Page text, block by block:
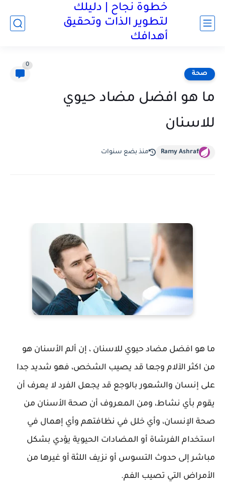
خطوة نجاح | دليلك
لتطوير الذات وتحقيق
أهدافك
صحة
0
ما هو افضل مضاد حيوي
للاسنان
Ramy Ashraf منذ بضع سنوات
ما هو افضل مضاد حيوي للاسنان ، إن ألم الأسنان هو
من اكثر الآلام وجعا قد يصيب الشخص، فهو شديد جدا
على إنسان والشعور بالوجع قد يجعل الفرد لا يعرف أن
يقوم بأي نشاط، ومن المعروف أن صحة الأسنان من
صحة الإنسان، وأي خلل في نظافتهم وأي إهمال في
استخدام الفرشاة أو المضادات الحيوية يؤدي بشكل
مباشر إلى حدوث التسوس أو نزيف اللثة أو غيرها من
الأمراض التي تصيب الفم.